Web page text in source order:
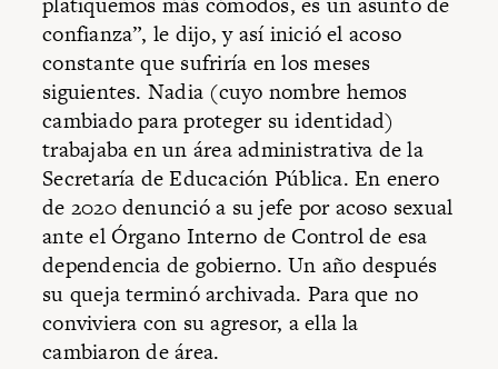
confianza”, le dijo, y así inició el acoso
constante que sufriría en los meses
siguientes. Nadia (cuyo nombre hemos
cambiado para proteger su identidad)
trabajaba en un área administrativa de la
Secretaría de Educación Pública. En enero
de 2020 denunció a su jefe por acoso sexual
ante el Órgano Interno de Control de esa
dependencia de gobierno. Un año después
su queja terminó archivada. Para que no
conviviera con su agresor, a ella la
cambiaron de área.